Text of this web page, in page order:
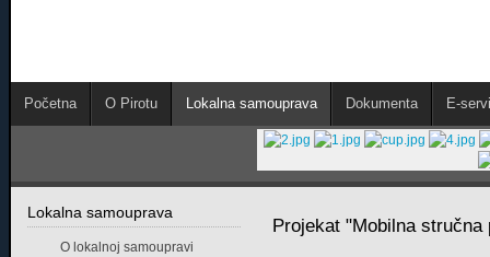
Početna O Pirotu Lokalna samouprava Dokumenta E-
Projekat "Mobilna
Lokalna samouprava
O lokalnoj samoupravi